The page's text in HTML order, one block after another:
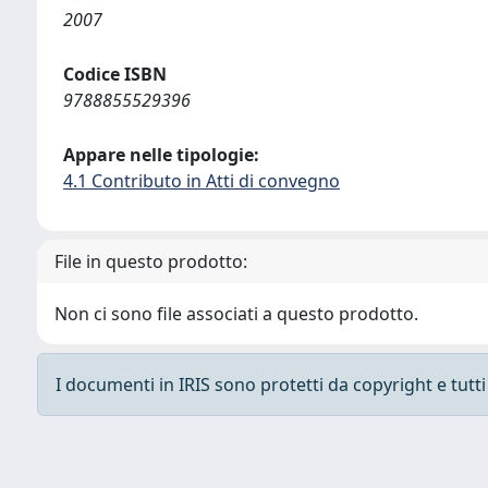
2007
Codice ISBN
9788855529396
Appare nelle tipologie:
4.1 Contributo in Atti di convegno
File in questo prodotto:
Non ci sono file associati a questo prodotto.
I documenti in IRIS sono protetti da copyright e